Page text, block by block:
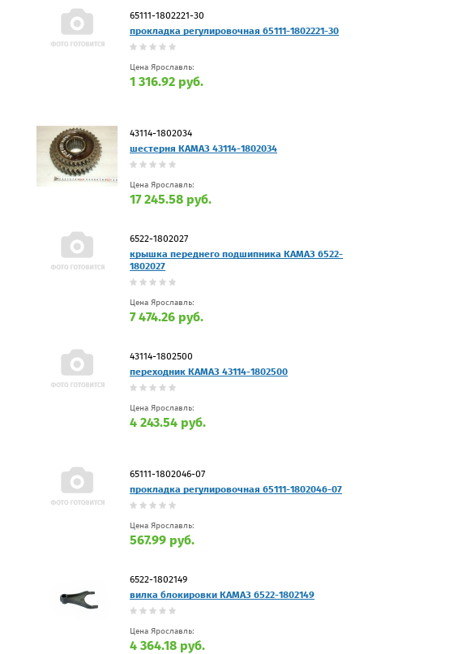
65111-1802221-30
прокладка регулировочная 65111-1802221-30
Цена Ярославль:
1 316.92 руб.
43114-1802034
шестерня КАМАЗ 43114-1802034
Цена Ярославль:
17 245.58 руб.
6522-1802027
крышка переднего подшипника КАМАЗ 6522-
1802027
Цена Ярославль:
7 474.26 руб.
43114-1802500
переходник КАМАЗ 43114-1802500
Цена Ярославль:
4 243.54 руб.
65111-1802046-07
прокладка регулировочная 65111-1802046-07
Цена Ярославль:
567.99 руб.
6522-1802149
вилка блокировки КАМАЗ 6522-1802149
Цена Ярославль:
4 364.18 руб.